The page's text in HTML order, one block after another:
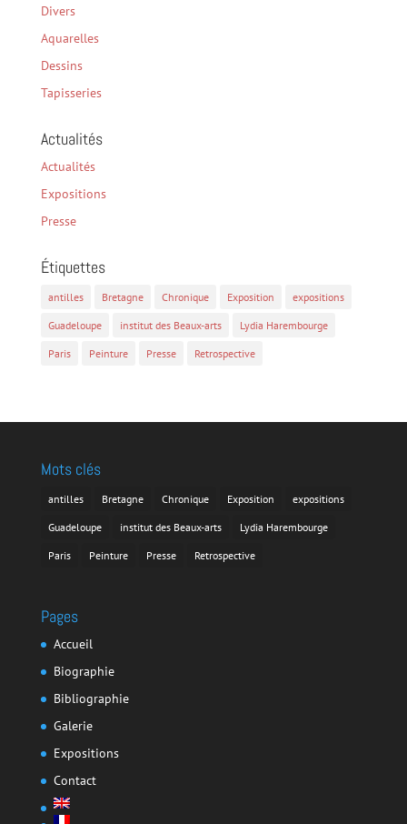
Divers
Aquarelles
Dessins
Tapisseries
Actualités
Actualités
Expositions
Presse
Étiquettes
antilles Bretagne Chronique Exposition expositions
Guadeloupe institut des Beaux-arts Lydia Harembourge
Paris Peinture Presse Retrospective
Mots clés
antilles Bretagne Chronique Exposition expositions
Guadeloupe institut des Beaux-arts Lydia Harembourge
Paris Peinture Presse Retrospective
Pages
Accueil
Biographie
Bibliographie
Galerie
Expositions
Contact